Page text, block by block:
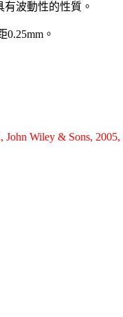
波動性的性質。
0.25mm。
John Wiley & Sons,